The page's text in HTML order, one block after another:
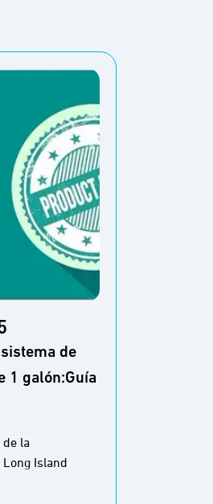
de
1 galón:Guía
la
Island